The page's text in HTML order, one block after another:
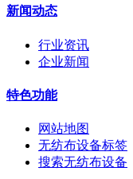
新闻动态
行业资讯
企业新闻
特色功能
网站地图
无纺布设备标签
搜索无纺布设备